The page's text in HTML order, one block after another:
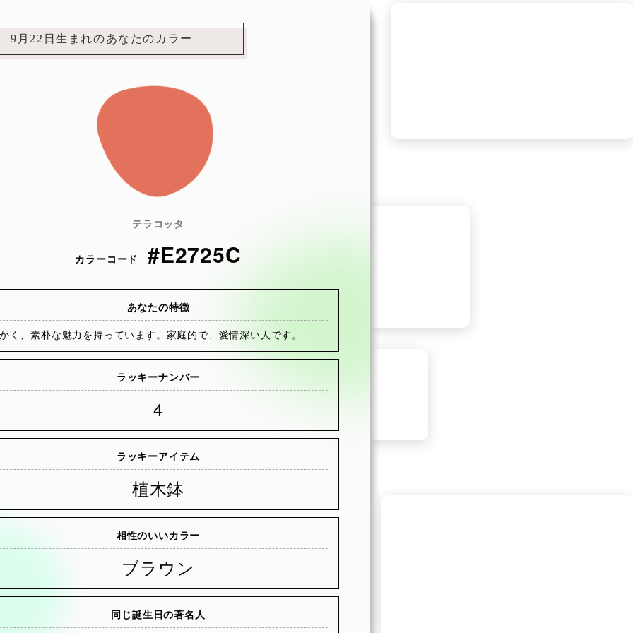
9月22日生まれのあなたのカラー
テラコッタ
カラーコード #E2725C
あなたの特徴
く、素朴な魅力を持っています。家庭的で、愛情深い人です。
ラッキーナンバー
4
ラッキーアイテム
植木鉢
相性のいいカラー
ブラウン
同じ誕生日の著名人